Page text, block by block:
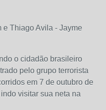
e Thiago Avila - Jayme
o cidadão brasileiro
pelo grupo terrorista
em 7 de outubro de
visitar sua neta na